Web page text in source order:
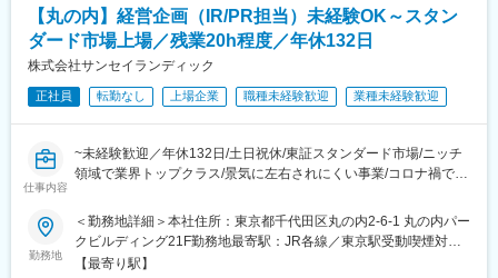
・サギサカは自転車部品の取り扱い点数およびメーカー数の多さ
を強みとし、全国に出荷拠点を持つことで迅速な供給体制を構
築、顧客から高い信頼を得ています。
・また福利厚生面では、一般的な制度に加え、自転車・パーツの
社員割引や自転車イベント参加時の補助制度など、自転車好きの
方にとって魅力的な環境を整えています。
変更の範囲：会社の定める業務
■魅力ポイント：
社内外の様々な人と交流する機会が多く、人間関係を築く楽しさ
や充実感が味わえることや、幅広い業務に関わることで様々なス
す。
・在宅勤務：週2回まで可能
・フレックス制を導入
■配属部署：
経営企画部
【丸の内】経営企画（IR/PR担当）未経験OK～スタン
ダード市場上場／残業20h程度／年休132日
株式会社サンセイランディック
正社員 転勤なし 上場企業 職種未経験歓迎 業種未経験歓迎
仕事内容
~未経験歓迎／年休132日/土日祝休/東証スタンダード市場/ニッチ
領域で業界トップクラス/景気に左右されにくい事業/コロナ禍でも
当社は権利関係が複雑な不動産の「不動産権利調整ビジネス」を
主軸に全国の不動産問題に向き合っている会社です。
勤務地
＜勤務地詳細＞本社住所：東京都千代田区丸の内2-6-1 丸の内パー
クビルディング21F勤務地最寄駅：JR各線／東京駅受動喫煙対
策：屋内全面禁煙変更の範囲：会社の定める事業所
【最寄り駅】